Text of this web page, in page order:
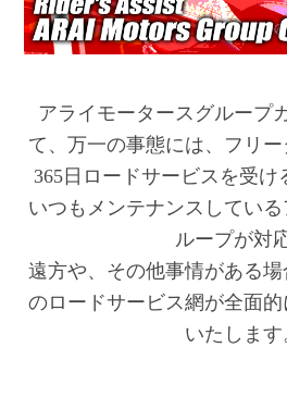
アライモータースグループ
て、万一の事態には、フリ
365日ロードサービスを受け
いつもメンテナンスしてい
ループが対応
遠方や、その他事情がある
のロードサービス網が全面
いたします